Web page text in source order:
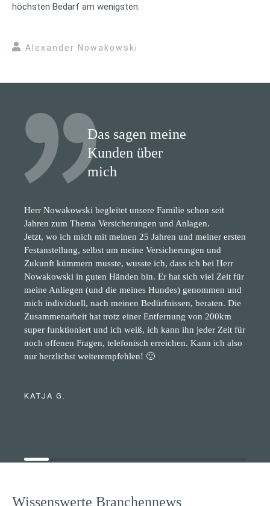
höchsten Bedarf am wenigsten.
Alexander Nowakowski
Das sagen meine
Kunden über
mich
Herr Nowakowski begleitet unsere Familie schon seit
Jahren zum Thema Versicherungen und Anlagen.
Jetzt, wo ich mich mit meinen 25 Jahren und meiner ersten
Festanstellung, selbst um meine Versicherungen und
Zukunft kümmern musste, wusste ich, dass ich bei Herr
Nowakowski in guten Händen bin. Er hat sich viel Zeit für
meine Anliegen (und die meines Hundes) genommen und
mich individuell, nach meinen Bedürfnissen, beraten. Die
Zusammenarbeit hat trotz einer Entfernung von 200km
super funktioniert und ich weiß, ich kann ihn jeder Zeit für
noch offenen Fragen, telefonisch erreichen. Kann ich also
nur herzlichst weiterempfehlen! 🙂
KATJA G.
Wissenswerte Branchennews